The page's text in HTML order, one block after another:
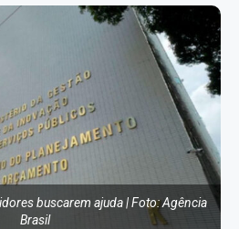
buscarem ajuda | Foto: Agência
Brasil